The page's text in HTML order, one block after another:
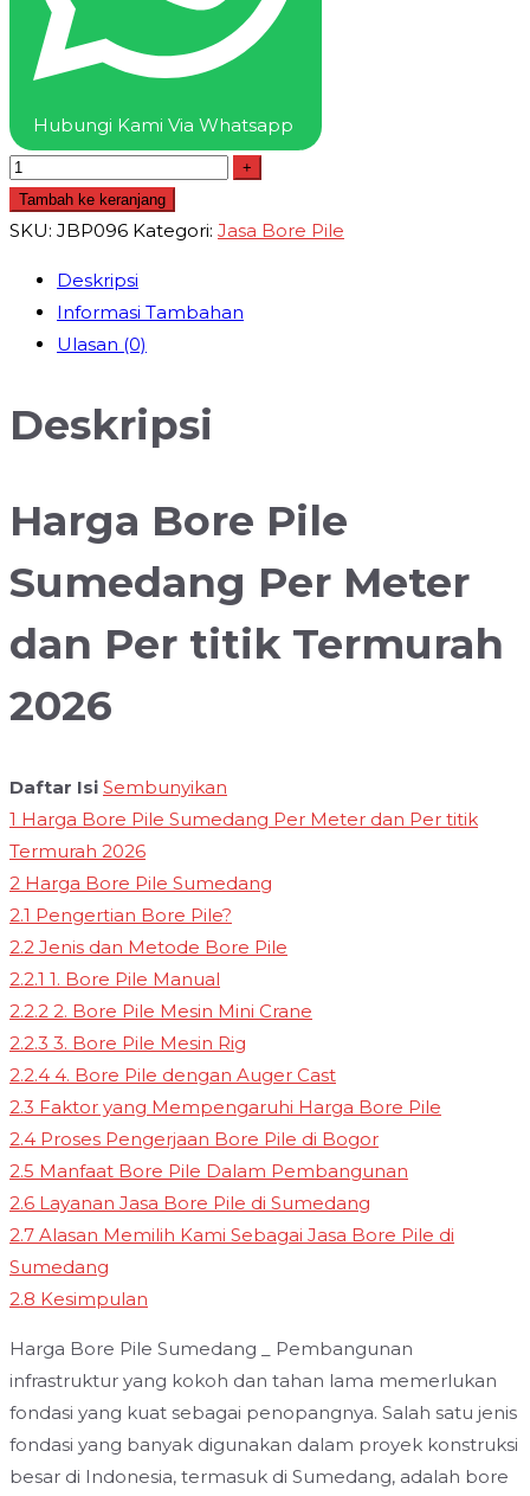
Hubungi Kami Via Whatsapp
+
Tambah ke keranjang
SKU: JBP096 Kategori: Jasa Bore Pile
Deskripsi
Informasi Tambahan
Ulasan (0)
Deskripsi
Harga Bore Pile
Sumedang Per Meter
dan Per titik Termurah
2026
Daftar Isi Sembunyikan
1 Harga Bore Pile Sumedang Per Meter dan Per titik
Termurah 2026
2 Harga Bore Pile Sumedang
2.1 Pengertian Bore Pile?
2.2 Jenis dan Metode Bore Pile
2.2.1 1. Bore Pile Manual
2.2.2 2. Bore Pile Mesin Mini Crane
2.2.3 3. Bore Pile Mesin Rig
2.2.4 4. Bore Pile dengan Auger Cast
2.3 Faktor yang Mempengaruhi Harga Bore Pile
2.4 Proses Pengerjaan Bore Pile di Bogor
2.5 Manfaat Bore Pile Dalam Pembangunan
2.6 Layanan Jasa Bore Pile di Sumedang
2.7 Alasan Memilih Kami Sebagai Jasa Bore Pile di
Sumedang
2.8 Kesimpulan
Harga Bore Pile Sumedang _ Pembangunan
infrastruktur yang kokoh dan tahan lama memerlukan
fondasi yang kuat sebagai penopangnya. Salah satu jenis
fondasi yang banyak digunakan dalam proyek konstruksi
besar di Indonesia, termasuk di Sumedang, adalah bore